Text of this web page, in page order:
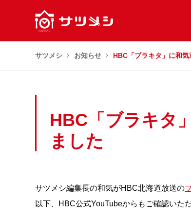
サツメシ お知らせ HBC「ブラキタ」に和
HBC「ブラキタ
ました
サツメシ編集長の和気がHBC北海道放送の
以下、HBC公式YouTubeからもご確認いた